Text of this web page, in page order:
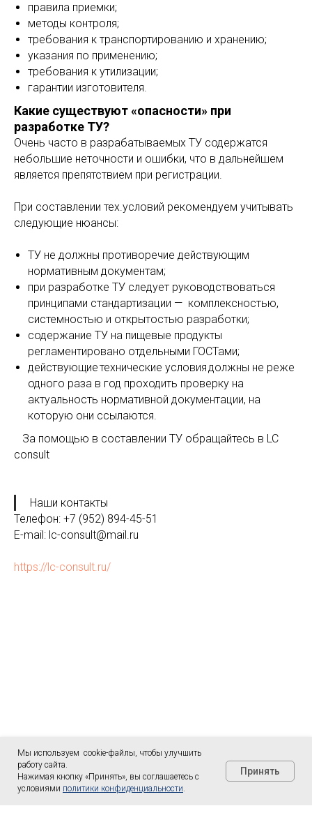
правила приемки;
методы контроля;
требования к транспортированию и хранению;
указания по применению;
требования к утилизации;
гарантии изготовителя.
Какие существуют «опасности» при
разработке ТУ?
Очень часто в разрабатываемых ТУ содержатся
небольшие неточности и ошибки, что в дальнейшем
является препятствием при регистрации.
При составлении тех.условий рекомендуем учитывать
следующие нюансы:
ТУ не должны противоречие действующим
нормативным документам;
при разработке ТУ следует руководствоваться
принципами стандартизации — комплексностью,
системностью и открытостью разработки;
содержание ТУ на пищевые продукты
регламентировано отдельными ГОСТами;
действующие технические условия должны не реже
одного раза в год проходить проверку на
актуальность нормативной документации, на
которую они ссылаются.
⠀За помощью в составлении ТУ обращайтесь в LC
consult
Наши контакты
Телефон: +7 (952) 894-45-51
E-mail: lc-consult@mail.ru
https://lc-consult.ru/
Мы используем cookie-файлы, чтобы улучшить
работу сайта.
Нажимая кнопку «Принять», вы соглашаетесь с
условиями политики конфиденциальности.
Принять